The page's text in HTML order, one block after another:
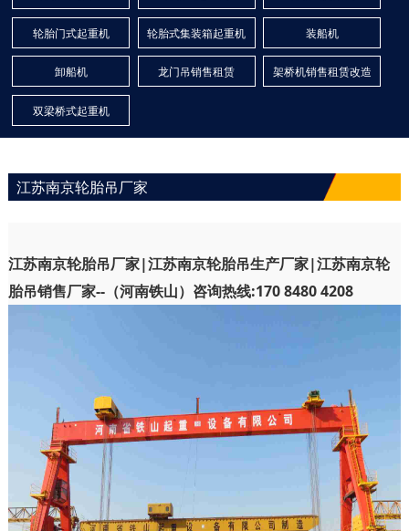
轮胎门式起重机 轮胎式集装箱起重机 装船机
卸船机 龙门吊销售租赁 架桥机销售租赁改造
双梁桥式起重机
江苏南京轮胎吊厂家
江苏南京轮胎吊厂家|江苏南京轮胎吊生产厂家|江苏南京轮
胎吊销售厂家--（河南铁山）咨询热线:170 8480 4208